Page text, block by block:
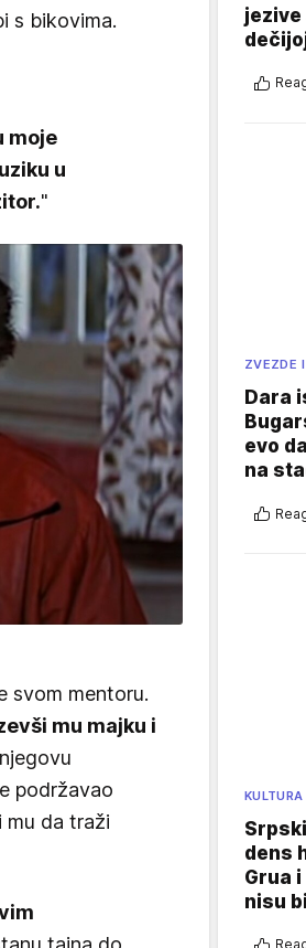
s bikovima.
moje
u
"
svom mentoru.
mu majku i
podržavao
mu da traži
jezive
ZVEZDE
Dara
evo
na
KULTURA
dens
Grua
nisu